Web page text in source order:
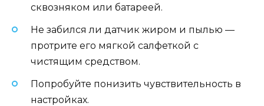
сквозняком или батареей.
Не забился ли датчик жиром и пылью —
протрите его мягкой салфеткой с
чистящим средством.
Попробуйте понизить чувствительность в
настройках.